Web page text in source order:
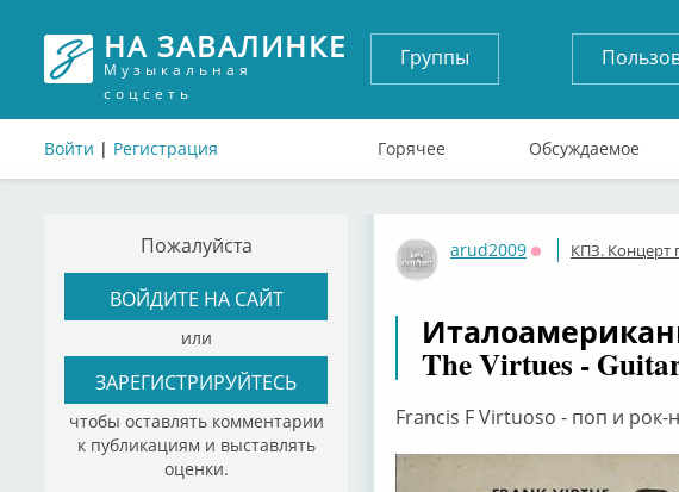
НА ЗАВАЛИНКЕ
Музыкальная
соцсеть
Войти | Регистрация
Группы
Горячее Обсуждаемое
Пожалуйста
ВОЙДИТЕ НА САЙТ
или
ЗАРЕГИСТРИРУЙТЕСЬ
чтобы оставлять комментарии
к публикациям и выставлять
оценки.
arud2009
Оффлайн
КПЗ. Концерт
The Virtues -
Francis F Virtuoso - поп и рок-